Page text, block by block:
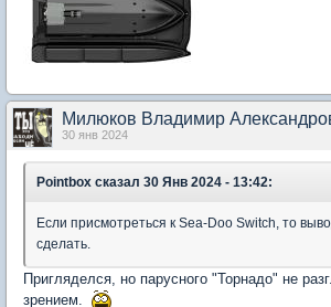
Милюков Владимир
30 янв 2024
Pointbox сказал 30 Янв 2024 - 13:42:
Если присмотреться к Sea-Doo Switch, то
сделать.
Пригляделся, но парусного "Торнадо" не
зрением.